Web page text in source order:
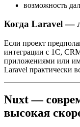
возможность
Когда Laravel —
Если проект
интеграции с 1С,
приложениями или
Laravel практически
Nuxt —
высокая